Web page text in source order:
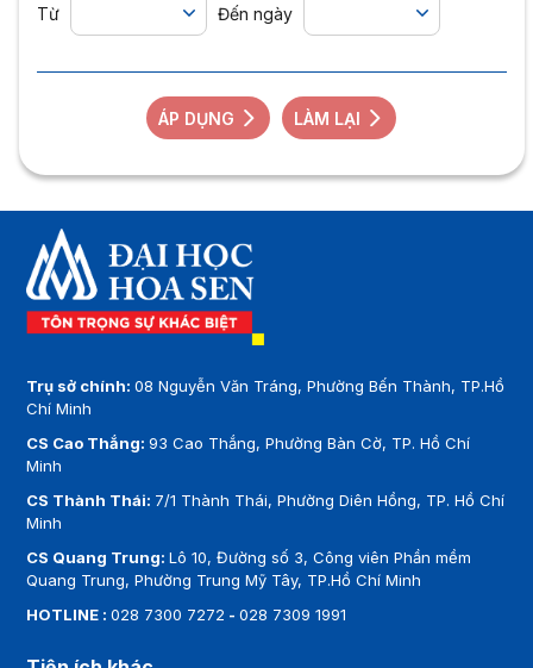
Từ Đến ngày
ÁP DỤNG LÀM LẠI
Trụ sở chính:08 Nguyễn Văn Tráng, Phường Bến Thành, TP.Hồ
Chí Minh
CS Cao Thắng:93 Cao Thắng, Phường Bàn Cờ, TP. Hồ Chí
Minh
CS Thành Thái: 7/1 Thành Thái, Phường Diên Hồng, TP. Hồ Chí
Minh
CS Quang Trung:Lô 10, Đường số 3, Công viên Phần mềm
Quang Trung, Phường Trung Mỹ Tây, TP.Hồ Chí Minh
HOTLINE :028 7300 7272 -028 7309 1991